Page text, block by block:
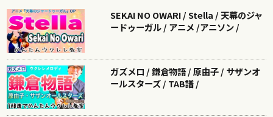
SEKAI NO OWARI / Stella / 天幕のジャ
ードゥーガル / アニメ /アニソン /
ガズメロ / 鎌倉物語 / 原由子 / サザンオ
ールスターズ / TAB譜 /